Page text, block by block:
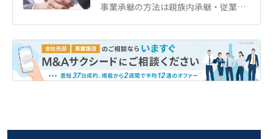
事業承継の方法は親族内承継・従業員承継・M&Aの3種類。それぞれの流れとメリット、事業承継税制・補助金など2026年時点の支援制度、かかる税金を図解で解説します。